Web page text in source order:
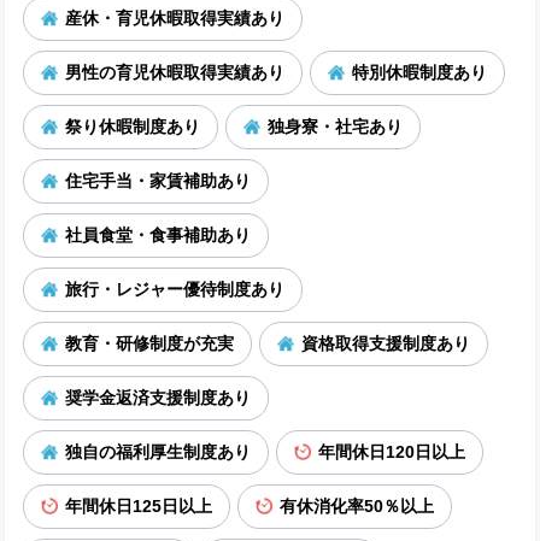
産休・育児休暇取得実績あり
男性の育児休暇取得実績あり 特別休暇制度あり
祭り休暇制度あり 独身寮・社宅あり
住宅手当・家賃補助あり
社員食堂・食事補助あり
旅行・レジャー優待制度あり
教育・研修制度が充実 資格取得支援制度あり
奨学金返済支援制度あり
独自の福利厚生制度あり 年間休日120日以上
年間休日125日以上 有休消化率50％以上